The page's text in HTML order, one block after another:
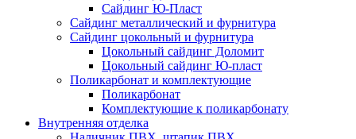
Сайдинг Ю-Пласт
Сайдинг металлический и фурнитура
Сайдинг цокольный и фурнитура
Цокольный сайдинг Доломит
Цокольный сайдинг Ю-пласт
Поликарбонат и комплектующие
Поликарбонат
Комплектующие к поликарбонату
Внутренняя отделка